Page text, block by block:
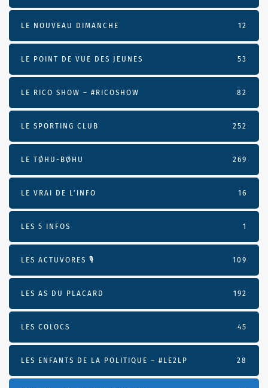
LE NOUVEAU DIMANCHE 12
LE POINT DE VUE DES JEUNES 53
LE RICO SHOW – #RICOSHOW 82
LE SPORTING CLUB 252
LE TØHU-BØHU 269
LE VRAI DE L’INFO 16
LES 5 INFOS 1
LES ACTUVORES 🎙 109
LES AS DU PLACARD 192
LES COLOCS 45
LES ENFANTS DE LA POLITIQUE – #LE2LP 28